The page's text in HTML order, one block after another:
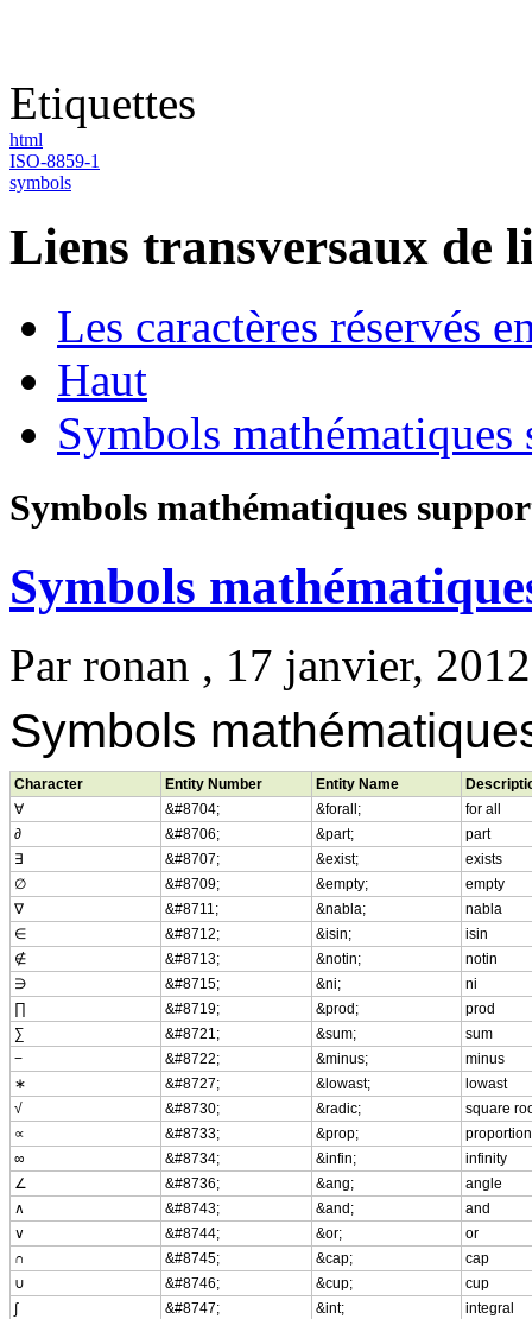
Etiquettes
html
ISO-8859-1
symbols
Liens transversaux de
Les caractères réservés
Haut
Symbols
Symbols mathématiques
Symbols
Par ronan , 17 janvier, 2012
Symbols
Character Entity Number Entity Name
∀
&#8704; &forall;
for all
∂
&#8706; &part;
part
∃
&#8707; &exist;
exists
∅
&#8709; &empty;
empty
∇
&#8711; &nabla;
nabla
∈
&#8712; &isin;
isin
∉
&#8713; &notin;
notin
∋
&#8715; &ni;
ni
∏
&#8719; &prod;
prod
∑
&#8721; &sum;
sum
−
&#8722; &minus;
minus
∗
&#8727; &lowast;
lowast
√
&#8730; &radic;
square
∝
&#8733; &prop;
∞
&#8734; &infin;
infinity
∠
&#8736; &ang;
angle
∧
&#8743; &and;
and
∨
&#8744; &or;
or
∩
&#8745; &cap;
cap
∪
&#8746; &cup;
cup
∫
&#8747; &int;
integral